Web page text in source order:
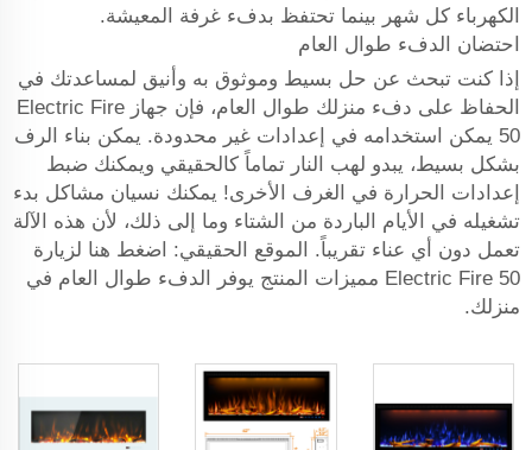
الكهرباء كل شهر بينما تحتفظ بدفء غرفة المعيشة.
احتضان الدفء طوال العام
إذا كنت تبحث عن حل بسيط وموثوق به وأنيق لمساعدتك في
الحفاظ على دفء منزلك طوال العام، فإن جهاز Electric Fire
50 يمكن استخدامه في إعدادات غير محدودة. يمكن بناء الرف
بشكل بسيط، يبدو لهب النار تماماً كالحقيقي ويمكنك ضبط
إعدادات الحرارة في الغرف الأخرى! يمكنك نسيان مشاكل بدء
تشغيله في الأيام الباردة من الشتاء وما إلى ذلك، لأن هذه الآلة
تعمل دون أي عناء تقريباً. الموقع الحقيقي: اضغط هنا لزيارة
Electric Fire 50 مميزات المنتج يوفر الدفء طوال العام في
منزلك.